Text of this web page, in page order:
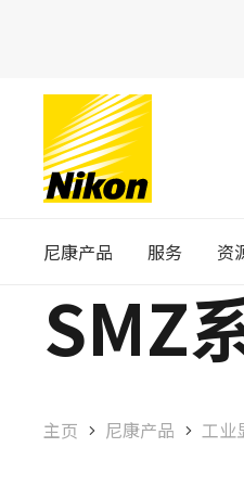
尼康产品 服务 资
SMZ
主页 尼康产品 工业